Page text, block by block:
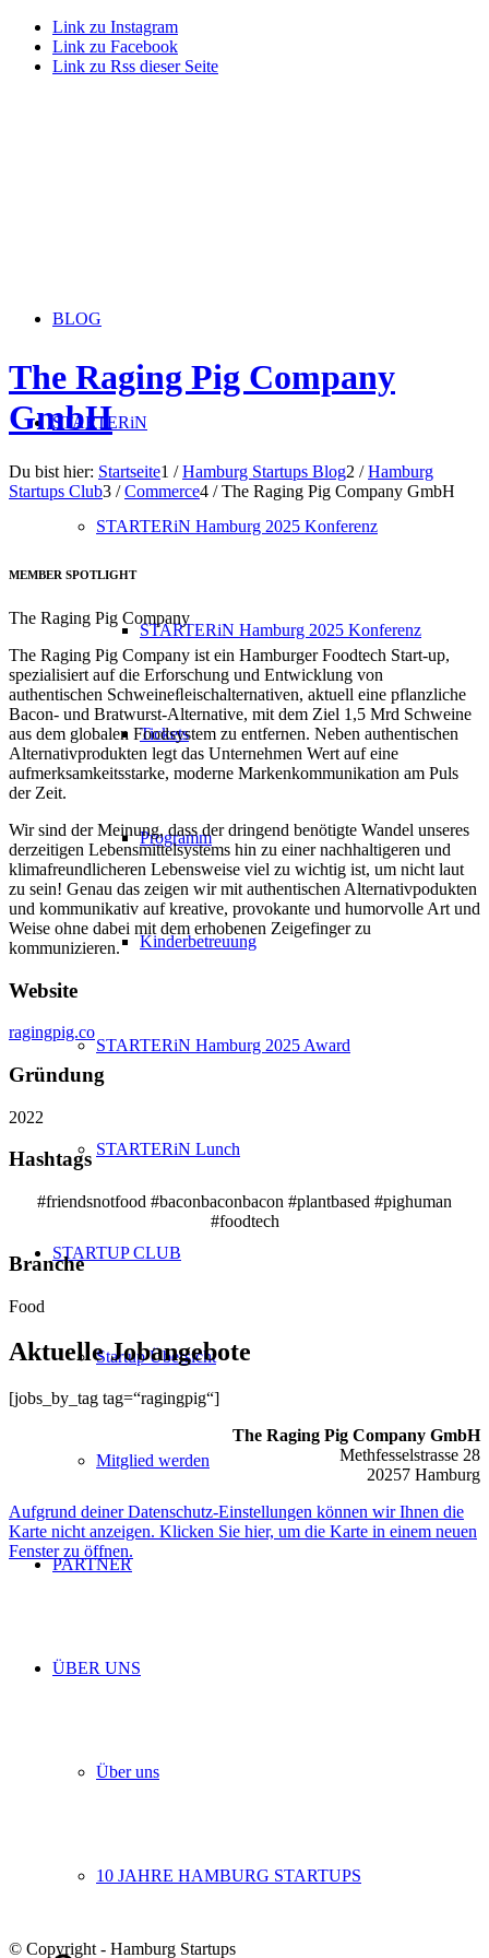
Link zu Instagram
Link zu Facebook
Link zu Rss dieser Seite
BLOG
STARTERiN
STARTERiN Hamburg 2025 Konferenz
STARTERiN Hamburg 2025 Konferenz
Tickets
Programm
Kinderbetreuung
STARTERiN Hamburg 2025 Award
STARTERiN Lunch
STARTUP CLUB
Startup Übersicht
Mitglied werden
PARTNER
ÜBER UNS
Über uns
10 JAHRE HAMBURG STARTUPS
The Raging Pig Company
GmbH
Du bist hier: Startseite1 / Hamburg Startups Blog2 / Hamburg
Startups Club3 / Commerce4 / The Raging Pig Company GmbH
MEMBER SPOTLIGHT
The Raging Pig Company
The Raging Pig Company ist ein Hamburger Foodtech Start-up,
spezialisiert auf die Erforschung und Entwicklung von
authentischen Schweineﬂeischalternativen, aktuell eine pflanzliche
Bacon- und Bratwurst-Alternative, mit dem Ziel 1,5 Mrd Schweine
aus dem globalen Foodsystem zu entfernen. Neben authentischen
Alternativprodukten legt das Unternehmen Wert auf eine
aufmerksamkeitsstarke, moderne Markenkommunikation am Puls
der Zeit.
Wir sind der Meinung, dass der dringend benötigte Wandel unseres
derzeitigen Lebensmittelsystems hin zu einer nachhaltigeren und
klimafreundlicheren Lebensweise viel zu wichtig ist, um nicht laut
zu sein! Genau das zeigen wir mit authentischen Alternativpodukten
und kommunikativ auf kreative, provokante und humorvolle Art und
Weise ohne dabei mit dem erhobenen Zeigefinger zu
kommunizieren.
Website
ragingpig.co
Gründung
2022
Hashtags
#friendsnotfood #baconbaconbacon #plantbased #pighuman
#foodtech
Branche
Food
Aktuelle Jobangebote
[jobs_by_tag tag=“ragingpig“]
The Raging Pig Company GmbH
Methfesselstrasse 28
20257 Hamburg
Aufgrund deiner Datenschutz-Einstellungen können wir Ihnen die
Karte nicht anzeigen. Klicken Sie hier, um die Karte in einem neuen
Fenster zu öffnen.
© Copyright - Hamburg Startups